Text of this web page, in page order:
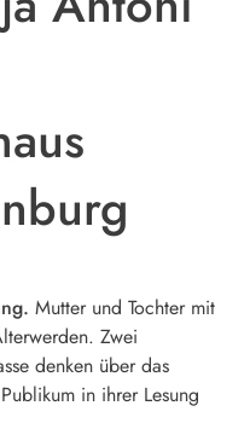
Mutter und Tochter mit
Zwei
denken über das
in ihrer Lesung